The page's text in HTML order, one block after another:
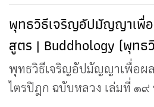
พุทธวิธีเจริญอัปมัญญาเพื่
สูตร | Buddhology (พุทธ
พุทธวิธีเจริญอัปมัญญาเพื่อผ
ไตรปิฎก ฉบับหลวง เล่มที่ ๑